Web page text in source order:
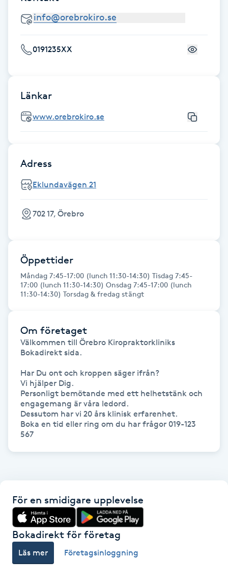
Face framing
Fet hårbotten
Fettreducering
Fillers
Fotmassage
Fotsvamp
Fotvård
Fransar
Fransborttagning
Fransfärgning
Fransförlängning
Fransförlängning Megavolym
Fransförlängning Volym
Fransrengöring
Frekvensterapi
Friskvård
0191235XX
Länkar
www.orebrokiro.se
Adress
Eklundavägen 21
702 17, Örebro
Öppettider
Måndag 7:45-17:00 (lunch 11:30-14:30) Tisdag 7:45-
17:00 (lunch 11:30-14:30) Onsdag 7:45-17:00 (lunch
11:30-14:30) Torsdag & fredag stängt
Om företaget
Välkommen till Örebro Kiropraktorkliniks
Bokadirekt sida.
Har Du ont och kroppen säger ifrån?
Vi hjälper Dig.
Personligt bemötande med ett helhetstänk och
engagemang är våra ledord.
Dessutom har vi 20 års klinisk erfarenhet.
Boka en tid eller ring om du har frågor 019-123
567
För en smidigare upplevelse
Bokadirekt för företag
Läs mer Företagsinloggning